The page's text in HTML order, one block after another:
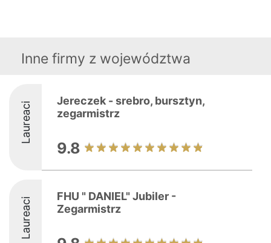
Inne firmy z województwa
Laureaci
Jereczek - srebro, bursztyn,
zegarmistrz
9.8
Laureaci
FHU " DANIEL" Jubiler -
Zegarmistrz